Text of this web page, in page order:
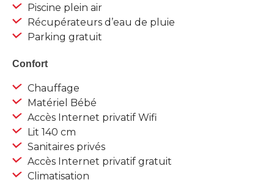
Piscine plein air
Récupérateurs d’eau de pluie
Parking gratuit
Confort
Chauffage
Matériel Bébé
Accès Internet privatif Wifi
Lit 140 cm
Sanitaires privés
Accès Internet privatif gratuit
Climatisation